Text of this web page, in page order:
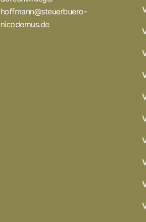
hoffmann@steuerbuero-
nicodemus.de